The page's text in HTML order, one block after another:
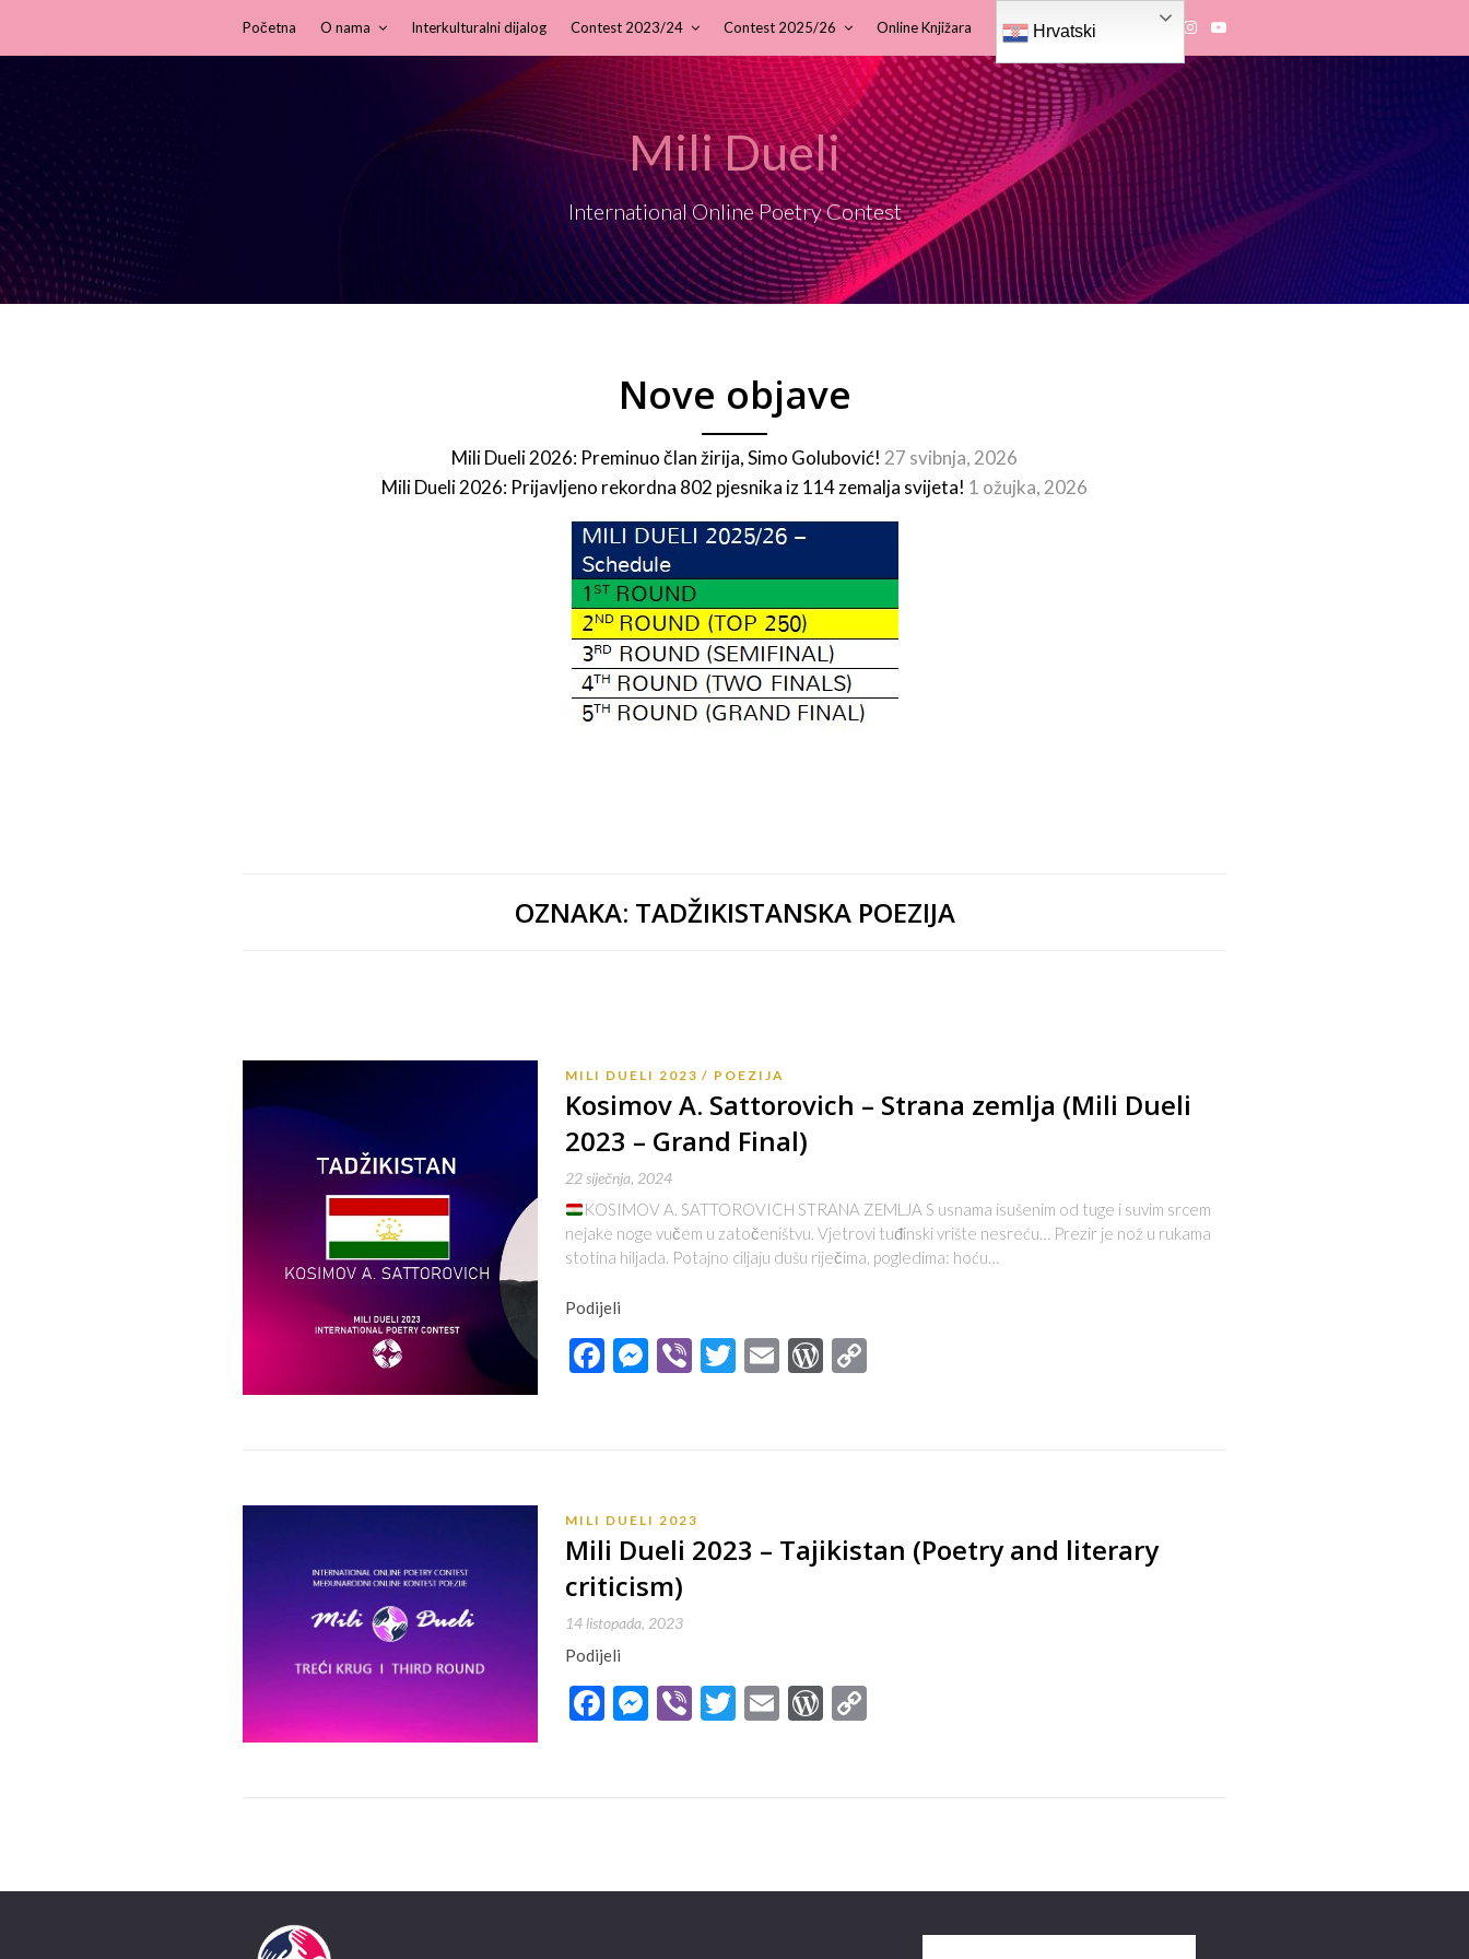
Početna O nama Interkulturalni dijalog Contest 2023/24 Contest 2025/26 Online Knjižara Hrvatski
Mili Dueli
International Online Poetry Contest
Nove objave
Mili Dueli 2026: Preminuo član žirija, Simo Golubović! 27 svibnja, 2026
Mili Dueli 2026: Prijavljeno rekordna 802 pjesnika iz 114 zemalja svijeta! 1 ožujka, 2026
OZNAKA: TADŽIKISTANSKA POEZIJA
MILI DUELI 2023 POEZIJA
Kosimov A. Sattorovich – Strana zemlja (Mili Dueli
2023 – Grand Final)
22 siječnja, 2024
KOSIMOV A. SATTOROVICH STRANA ZEMLJA S usnama isušenim od tuge i suvim srcem
nejake noge vučem u zatočeništvu. Vjetrovi tuđinski vrište nesreću… Prezir je nož u rukama
stotina hiljada. Potajno ciljaju dušu riječima, pogledima: hoću…
Podijeli
Facebook
Messenger
ViberTwitter
EmailWordPress
MILI DUELI 2023
Mili Dueli 2023 – Tajikistan (Poetry and literary
criticism)
14 listopada, 2023
Podijeli
Facebook
Messenger
ViberTwitter
EmailWordPress